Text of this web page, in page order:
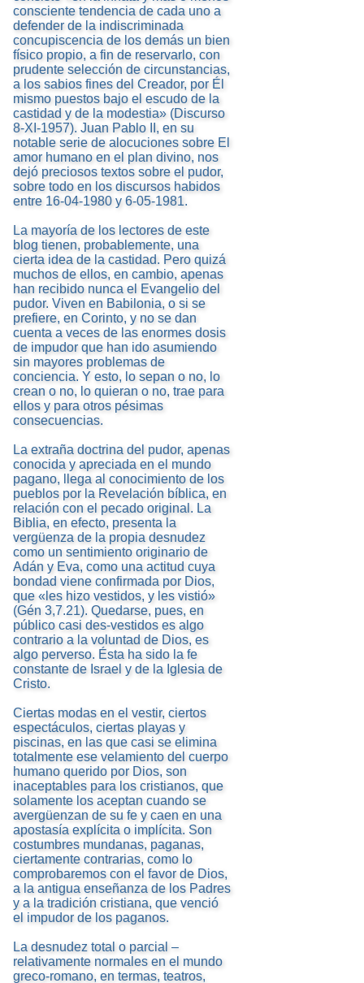
consciente tendencia de cada uno a
defender de la indiscriminada
concupiscencia de los demás un bien
físico propio, a fin de reservarlo, con
prudente selección de circunstancias,
a los sabios fines del Creador, por Él
mismo puestos bajo el escudo de la
castidad y de la modestia» (Discurso
8-XI-1957). Juan Pablo II, en su
notable serie de alocuciones sobre El
amor humano en el plan divino, nos
dejó preciosos textos sobre el pudor,
sobre todo en los discursos habidos
entre 16-04-1980 y 6-05-1981.
La mayoría de los lectores de este
blog tienen, probablemente, una
cierta idea de la castidad. Pero quizá
muchos de ellos, en cambio, apenas
han recibido nunca el Evangelio del
pudor. Viven en Babilonia, o si se
prefiere, en Corinto, y no se dan
cuenta a veces de las enormes dosis
de impudor que han ido asumiendo
sin mayores problemas de
conciencia. Y esto, lo sepan o no, lo
crean o no, lo quieran o no, trae para
ellos y para otros pésimas
consecuencias.
La extraña doctrina del pudor, apenas
conocida y apreciada en el mundo
pagano, llega al conocimiento de los
pueblos por la Revelación bíblica, en
relación con el pecado original. La
Biblia, en efecto, presenta la
vergüenza de la propia desnudez
como un sentimiento originario de
Adán y Eva, como una actitud cuya
bondad viene confirmada por Dios,
que «les hizo vestidos, y les vistió»
(Gén 3,7.21). Quedarse, pues, en
público casi des-vestidos es algo
contrario a la voluntad de Dios, es
algo perverso. Ésta ha sido la fe
constante de Israel y de la Iglesia de
Cristo.
Ciertas modas en el vestir, ciertos
espectáculos, ciertas playas y
piscinas, en las que casi se elimina
totalmente ese velamiento del cuerpo
humano querido por Dios, son
inaceptables para los cristianos, que
solamente los aceptan cuando se
avergüenzan de su fe y caen en una
apostasía explícita o implícita. Son
costumbres mundanas, paganas,
ciertamente contrarias, como lo
comprobaremos con el favor de Dios,
a la antigua enseñanza de los Padres
y a la tradición cristiana, que venció
el impudor de los paganos.
La desnudez total o parcial –
relativamente normales en el mundo
greco-romano, en termas, teatros,